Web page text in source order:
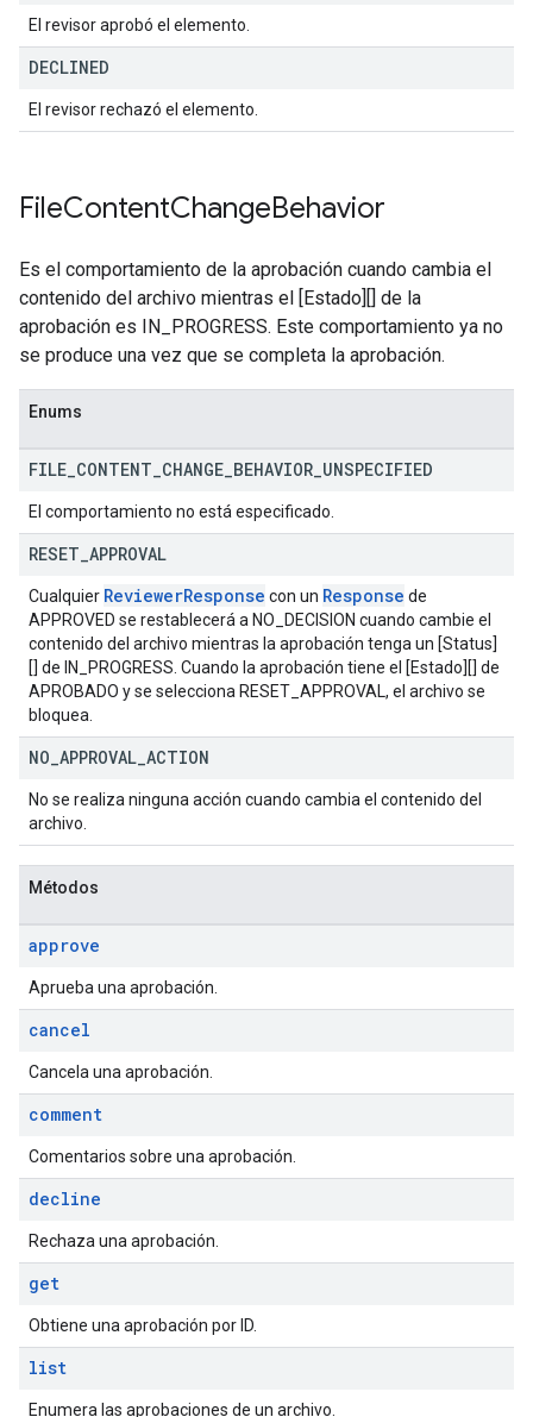
El revisor aprobó el elemento.
DECLINED
El revisor rechazó el elemento.
FileContentChangeBehavior
Es el comportamiento de la aprobación cuando cambia el
contenido del archivo mientras el [Estado][] de la
aprobación es IN_PROGRESS. Este comportamiento ya no
se produce una vez que se completa la aprobación.
Enums
FILE CONTENT CHANGE BEHAVIOR UNSPECIFIED
El comportamiento no está especificado.
RESET APPROVAL
Cualquier ReviewerResponse con un Response de
APPROVED se restablecerá a NO_DECISION cuando cambie el
contenido del archivo mientras la aprobación tenga un [Status]
[] de IN_PROGRESS. Cuando la aprobación tiene el [Estado][] de
APROBADO y se selecciona RESET_APPROVAL, el archivo se
bloquea.
NO APPROVAL ACTION
No se realiza ninguna acción cuando cambia el contenido del
archivo.
Métodos
approve
Aprueba una aprobación.
cancel
Cancela una aprobación.
comment
Comentarios sobre una aprobación.
decline
Rechaza una aprobación.
get
Obtiene una aprobación por ID.
list
Enumera las aprobaciones de un archivo.